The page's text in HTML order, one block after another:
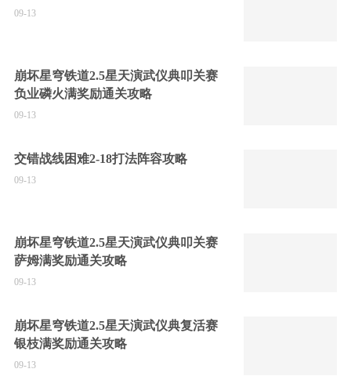
09-13
崩坏星穹铁道2.5星天演武仪典叩关赛
负业磷火满奖励通关攻略
09-13
交错战线困难2-18打法阵容攻略
09-13
崩坏星穹铁道2.5星天演武仪典叩关赛
萨姆满奖励通关攻略
09-13
崩坏星穹铁道2.5星天演武仪典复活赛
银枝满奖励通关攻略
09-13